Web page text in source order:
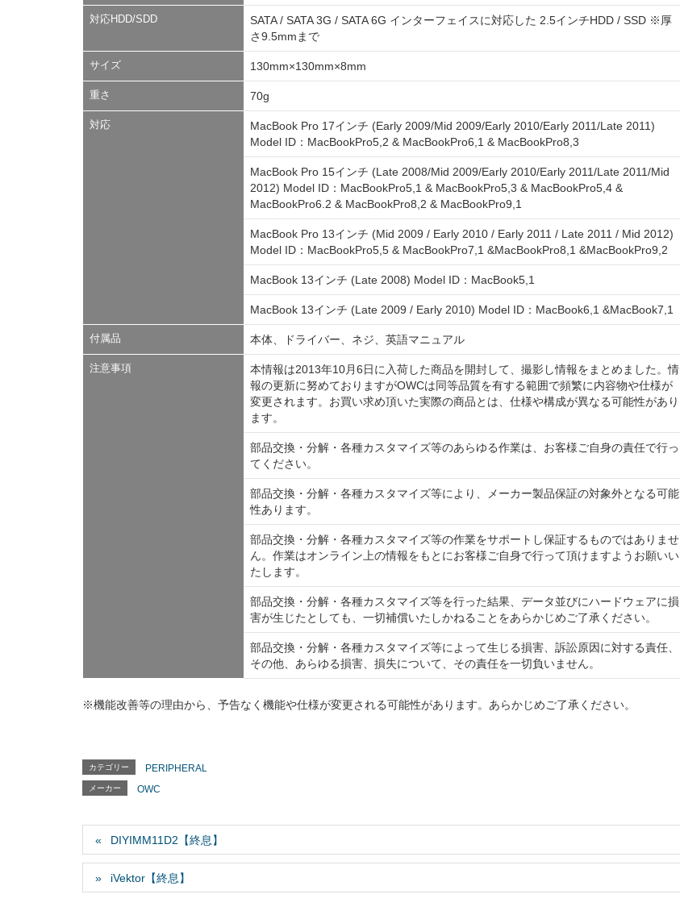
対応HDD/SDD
SATA / SATA 3G / SATA 6G インターフェイスに対応した 2.5インチHDD / SSD ※厚
さ9.5mmまで
サイズ 130mm×130mm×8mm
重さ 70g
対応
MacBook Pro 17インチ (Early 2009/Mid 2009/Early 2010/Early 2011/Late 2011)
Model ID：MacBookPro5,2 & MacBookPro6,1 & MacBookPro8,3
MacBook Pro 15インチ (Late 2008/Mid 2009/Early 2010/Early 2011/Late 2011/Mid
2012) Model ID：MacBookPro5,1 & MacBookPro5,3 & MacBookPro5,4 &
MacBookPro6.2 & MacBookPro8,2 & MacBookPro9,1
MacBook Pro 13インチ (Mid 2009 / Early 2010 / Early 2011 / Late 2011 / Mid 2012)
Model ID：MacBookPro5,5 & MacBookPro7,1 &MacBookPro8,1 &MacBookPro9,2
MacBook 13インチ (Late 2008) Model ID：MacBook5,1
MacBook 13インチ (Late 2009 / Early 2010) Model ID：MacBook6,1 &MacBook7,1
付属品 本体、ドライバー、ネジ、英語マニュアル
注意事項
本情報は2013年10月6日に入荷した商品を開封して、撮影し情報をまとめました。情
報の更新に努めておりますがOWCは同等品質を有する範囲で頻繁に内容物や仕様が
変更されます。お買い求め頂いた実際の商品とは、仕様や構成が異なる可能性があり
ます。
部品交換・分解・各種カスタマイズ等のあらゆる作業は、お客様ご自身の責任で行っ
てください。
部品交換・分解・各種カスタマイズ等により、メーカー製品保証の対象外となる可能
性あります。
部品交換・分解・各種カスタマイズ等の作業をサポートし保証するものではありませ
ん。作業はオンライン上の情報をもとにお客様ご自身で行って頂けますようお願いい
たします。
部品交換・分解・各種カスタマイズ等を行った結果、データ並びにハードウェアに損
害が生じたとしても、一切補償いたしかねることをあらかじめご了承ください。
部品交換・分解・各種カスタマイズ等によって生じる損害、訴訟原因に対する責任、
その他、あらゆる損害、損失について、その責任を一切負いません。
※機能改善等の理由から、予告なく機能や仕様が変更される可能性があります。あらかじめご了承ください。
カテゴリー PERIPHERAL
メーカー OWC
DIYIMM11D2【終息】
iVektor【終息】